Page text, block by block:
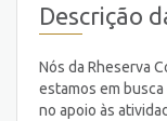
Descrição
Nós da Rheserva
estamos em
no apoio às